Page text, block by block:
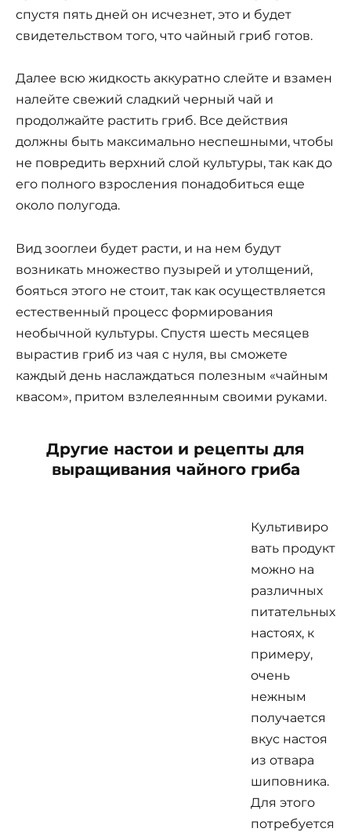
спустя пять дней он исчезнет, это и будет
свидетельством того, что чайный гриб готов.
Далее всю жидкость аккуратно слейте и взамен
налейте свежий сладкий черный чай и
продолжайте растить гриб. Все действия
должны быть максимально неспешными, чтобы
не повредить верхний слой культуры, так как до
его полного взросления понадобиться еще
около полугода.
Вид зооглеи будет расти, и на нем будут
возникать множество пузырей и утолщений,
бояться этого не стоит, так как осуществляется
естественный процесс формирования
необычной культуры. Спустя шесть месяцев
вырастив гриб из чая с нуля, вы сможете
каждый день наслаждаться полезным «чайным
квасом», притом взлелеянным своими руками.
Другие настои и рецепты для
выращивания чайного гриба
Культивиро
вать продукт
можно на
различных
питательных
настоях, к
примеру,
очень
нежным
получается
вкус настоя
из отвара
шиповника.
Для этого
потребуется